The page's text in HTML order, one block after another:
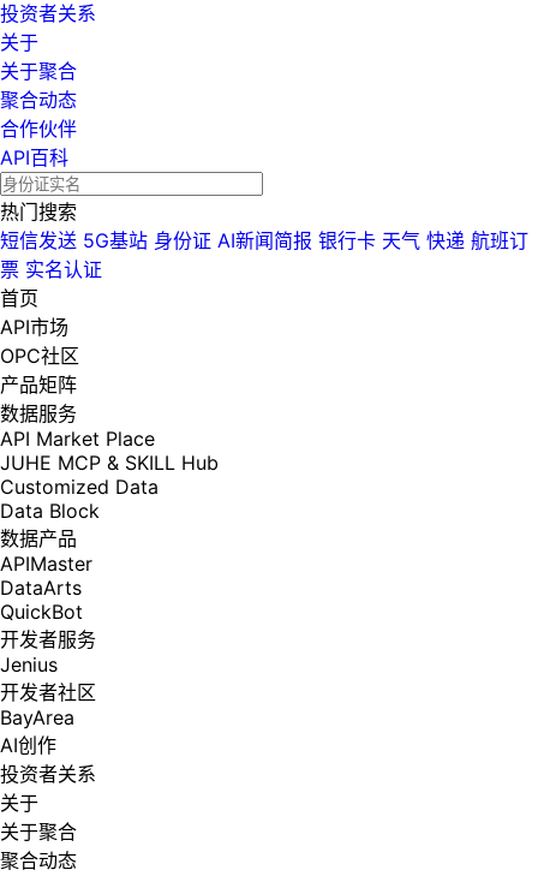
投资者关系
关于
关于聚合
聚合动态
合作伙伴
API百科
热门搜索
短信发送 5G基站 身份证 AI新闻简报 银行卡 天气 快递 航班订
票 实名认证
首页
API市场
OPC社区
产品矩阵
数据服务
API Market Place
JUHE MCP & SKILL Hub
Customized Data
Data Block
数据产品
APIMaster
DataArts
QuickBot
开发者服务
Jenius
开发者社区
BayArea
AI创作
投资者关系
关于
关于聚合
聚合动态